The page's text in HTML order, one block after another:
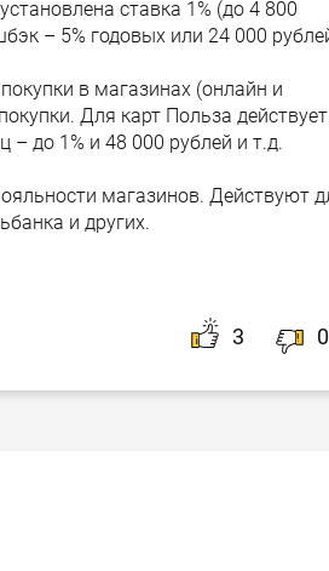
ставка 1% (до 4 800
– 5% годовых или 24 000
в магазинах (онлайн и
Для карт Польза действует
– до 1% и 48 000 рублей и т.д.
магазинов. Действуют
и других.
3 0